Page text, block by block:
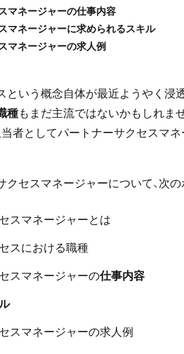
マネージャーの仕事内容
マネージャーに求められるスキル
マネージャーの求人例
という概念自体が最近ようやく浸
種もまだ主流ではないかもしれま
当者としてパートナーサクセスマ
セスマネージャーについて、次
スマネージャーとは
スにおける職種
スマネージャーの仕事内容
スマネージャーの求人例